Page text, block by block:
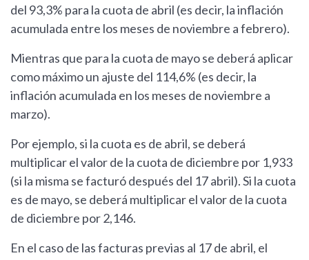
del 93,3% para la cuota de abril (es decir, la inflación
acumulada entre los meses de noviembre a febrero).
Mientras que para la cuota de mayo se deberá aplicar
como máximo un ajuste del 114,6% (es decir, la
inflación acumulada en los meses de noviembre a
marzo).
Por ejemplo, si la cuota es de abril, se deberá
multiplicar el valor de la cuota de diciembre por 1,933
(si la misma se facturó después del 17 abril). Si la cuota
es de mayo, se deberá multiplicar el valor de la cuota
de diciembre por 2,146.
En el caso de las facturas previas al 17 de abril, el